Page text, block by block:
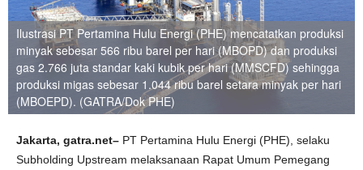
Ilustrasi PT Pertamina Hulu Energi (PHE) mencatatkan produksi
minyak sebesar 566 ribu barel per hari (MBOPD) dan produksi
gas 2.766 juta standar kaki kubik per hari (MMSCFD) sehingga
produksi migas sebesar 1.044 ribu barel setara minyak per hari
(MBOEPD). (GATRA/Dok PHE)
Jakarta, gatra.net– PT Pertamina Hulu Energi (PHE), selaku
Subholding Upstream melaksanaan Rapat Umum Pemegang